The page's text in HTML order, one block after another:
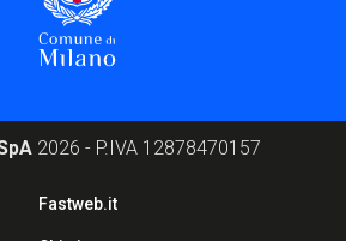
2026 - P.IVA 12878470157
Fastweb.it